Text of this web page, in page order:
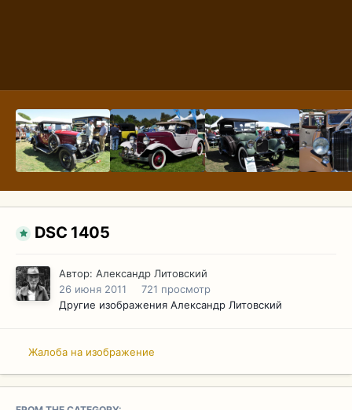
DSC 1405
Автор: Александр Литовский
26 июня 2011
721 просмотр
Другие изображения Александр Литовский
Жалоба на изображение